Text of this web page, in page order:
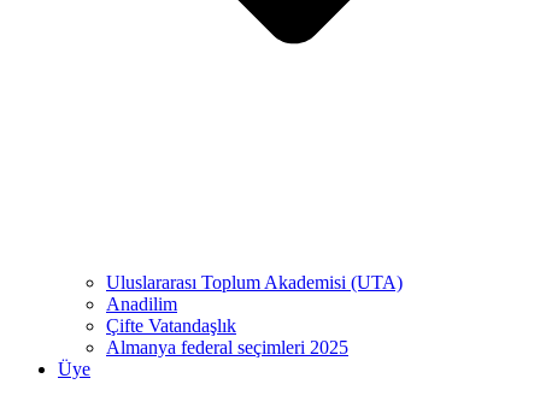
Uluslararası Toplum Akademisi (UTA)
Anadilim
Çifte Vatandaşlık
Almanya federal seçimleri 2025
Üye